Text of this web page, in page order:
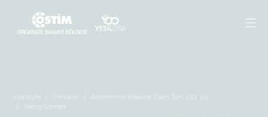
Anasayfa Firmalar
Akdemirler Makina Taah. San. Ltd. Şti.
Mesaj Gönder